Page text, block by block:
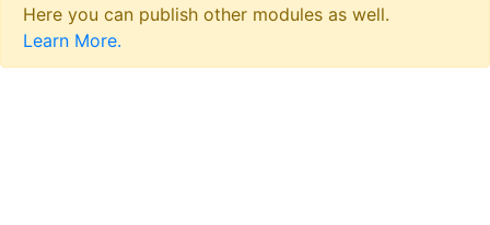
Here you can publish other modules as well.
Learn More.